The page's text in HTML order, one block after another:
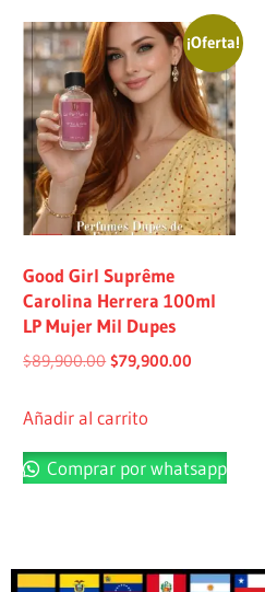
¡Oferta!
Good Girl Suprême
Carolina Herrera 100ml
LP Mujer Mil Dupes
$89,900.00 $79,900.00
Añadir al carrito
Comprar por whatsapp